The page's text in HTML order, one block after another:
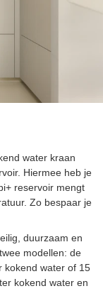
water kraan
Hiermee heb je
reservoir mengt
Zo bespaar je
duurzaam en
modellen: de
kokend water of 15
kokend water en